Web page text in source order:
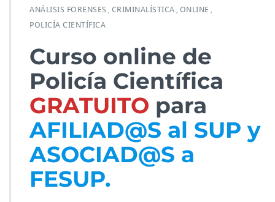
ANÁLISIS FORENSES
CRIMINALÍSTICA ONLINE
POLICÍA CIENTÍFICA
Curso online de
Policía Científica
GRATUITO para
AFILIAD@S al SUP y
ASOCIAD@S a
FESUP.